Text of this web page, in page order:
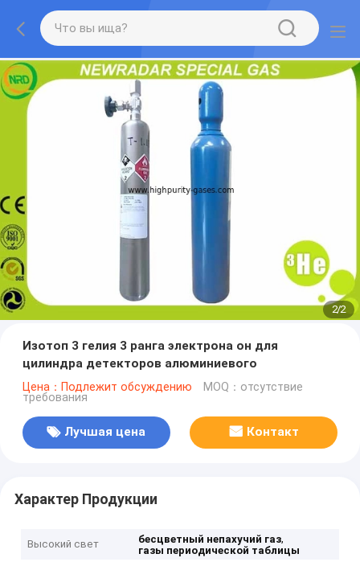
2/2
Изотоп 3 гелия 3 ранга электрона он для
цилиндра детекторов алюминиевого
Цена：Подлежит обсуждению MOQ：отсутствие
требования
Лучшая цена Контакт
Характер Продукции
Высокий свет бесцветный непахучий газ,
газы периодической таблицы